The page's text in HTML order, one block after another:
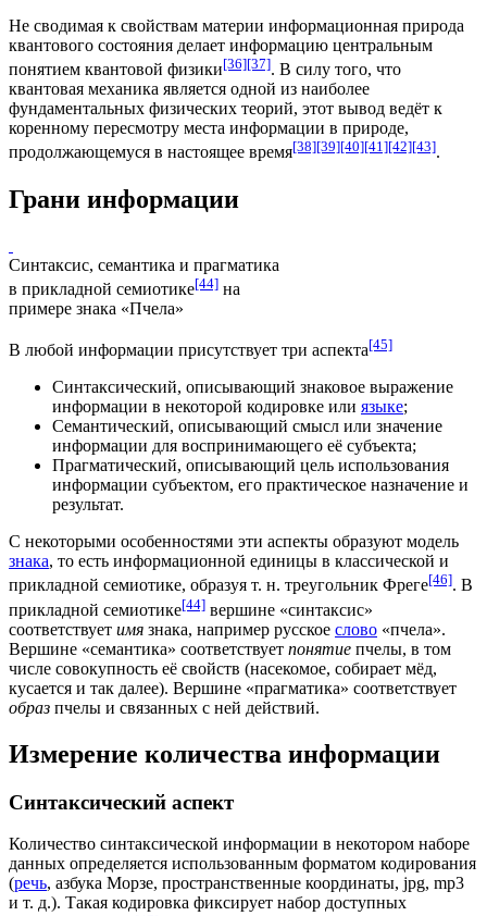
Не сводимая к свойствам материи информационная природа
квантового состояния делает информацию центральным
понятием квантовой физики[36][37]. В силу того, что
квантовая механика является одной из наиболее
фундаментальных физических теорий, этот вывод ведёт к
коренному пересмотру места информации в природе,
продолжающемуся в настоящее время[38][39][40][41][42][43].
Грани информации
Синтаксис, семантика и прагматика
в прикладной семиотике[44] на
примере знака «Пчела»
В любой информации присутствует три аспекта[45]
Синтаксический, описывающий знаковое выражение
информации в некоторой кодировке или языке;
Семантический, описывающий смысл или значение
информации для воспринимающего её субъекта;
Прагматический, описывающий цель использования
информации субъектом, его практическое назначение и
результат.
С некоторыми особенностями эти аспекты образуют модель
знака, то есть информационной единицы в классической и
прикладной семиотике, образуя т. н. треугольник Фреге[46]. В
прикладной семиотике[44] вершине «синтаксис»
соответствует имя знака, например русское слово «пчела».
Вершине «семантика» соответствует понятие пчелы, в том
числе совокупность её свойств (насекомое, собирает мёд,
кусается и так далее). Вершине «прагматика» соответствует
образ пчелы и связанных с ней действий.
Измерение количества информации
Синтаксический аспект
Количество синтаксической информации в некотором наборе
данных определяется использованным форматом кодирования
(речь, азбука Морзе, пространственные координаты, jpg, mp3
и т. д.). Такая кодировка фиксирует набор доступных